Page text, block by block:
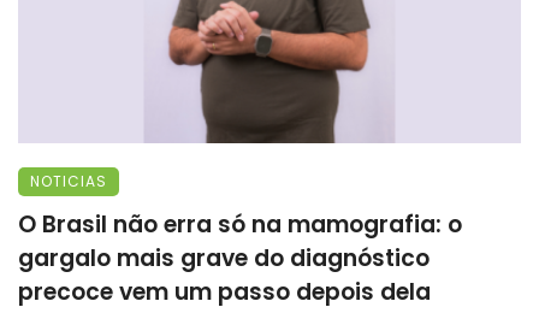
NOTICIAS
O Brasil não erra só na mamografia: o
gargalo mais grave do diagnóstico
precoce vem um passo depois dela